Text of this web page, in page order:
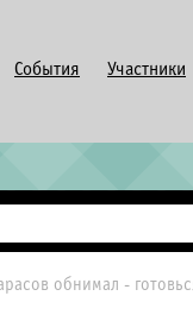
События Участники
обнимал -